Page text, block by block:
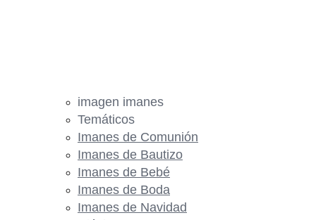
imagen imanes
Temáticos
Imanes de Comunión
Imanes de Bautizo
Imanes de Bebé
Imanes de Boda
Imanes de Navidad